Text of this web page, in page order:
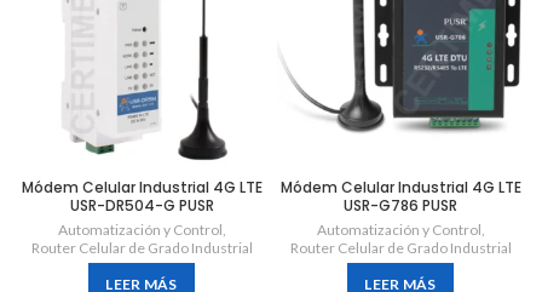
Módem Celular Industrial 4G LTE
USR-DR504-G PUSR
Automatización y Control,
Router Celular de Grado Industrial
LEER MÁS
Módem Celular Industrial 4G LTE
USR-G786 PUSR
Automatización y Control,
Router Celular de Grado Industrial
LEER MÁS